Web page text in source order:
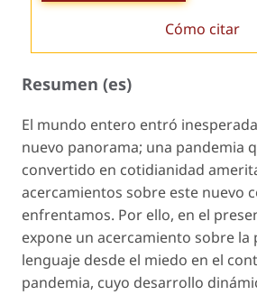
Cómo citar
Resumen (es)
El mundo entero entró
nuevo panorama; una pandemia
convertido en cotidianidad
acercamientos sobre este nuevo
enfrentamos. Por ello, en el
expone un acercamiento sobre la
lenguaje desde el miedo en el
pandemia, cuyo desarrollo